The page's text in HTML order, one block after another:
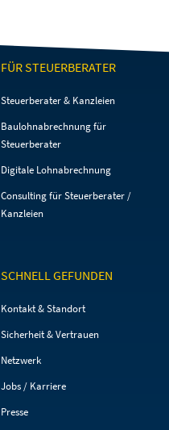
FÜR STEUERBERATER
Navigation
Steuerberater & Kanzleien
Baulohnabrechnung für
Steuerberater
Digitale Lohnabrechnung
Consulting für Steuerberater /
Kanzleien
SCHNELL GEFUNDEN
Navigation
Kontakt & Standort
Sicherheit & Vertrauen
Netzwerk
Jobs / Karriere
Presse